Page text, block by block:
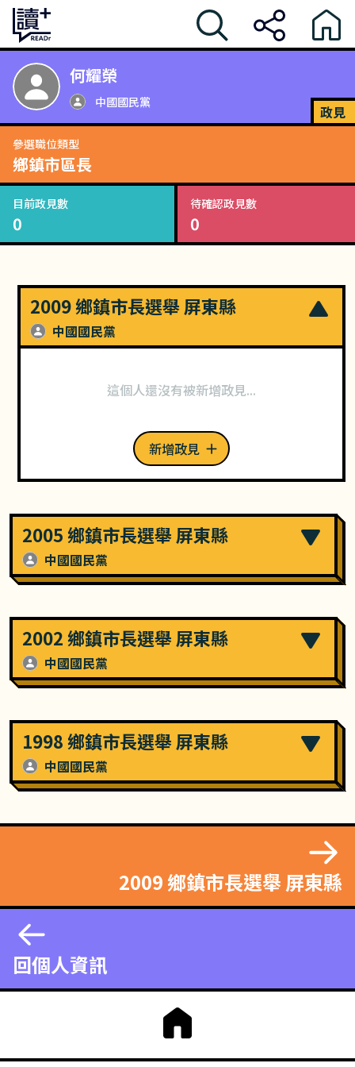
何耀榮
中國國民黨
政見
參選職位類型
鄉鎮市區長
目前政見數
0
待確認政見數
0
2009 鄉鎮市長選舉 屏東縣
中國國民黨
這個人還沒有被新增政見...
新增政見
2005 鄉鎮市長選舉 屏東縣
中國國民黨
2002 鄉鎮市長選舉 屏東縣
中國國民黨
1998 鄉鎮市長選舉 屏東縣
中國國民黨
回個人資訊
2009 鄉鎮市長選舉 屏東縣